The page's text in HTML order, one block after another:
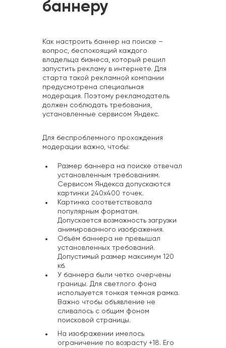
баннеру
Как настроить баннер на поиске –
вопрос, беспокоящий каждого
владельца бизнеса, который решил
запустить рекламу в интернете. Для
старта такой рекламной компании
предусмотрена специальная
модерация. Поэтому рекламодатель
должен соблюдать требования,
установленные сервисом Яндекс.
Для беспроблемного прохождения
модерации важно, чтобы:
Размер баннера на поиске отвечал
установленным требованиям.
Сервисом Яндекса допускаются
картинки 240х400 точек.
Картинка соответствовала
популярным форматам.
Допускается возможность загрузки
анимированного изображения.
Объём баннера не превышал
установленных требований.
Допустимый размер максимум 120
кб.
У баннера были четко очерчены
границы. Для светлого фона
используется тонкая темная рамка.
Важно чтобы объявление не
сливалось с общим фоном
поисковой страницы.
На изображении имелось
ограничение по возрасту +18. Его